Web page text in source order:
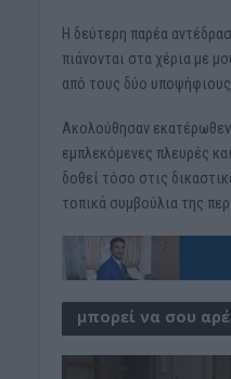
Η δεύτερη παρέα
πιάνονται στα χέρια με
από τους δύο
Ακολούθησαν εκατέρωθεν
εμπλεκόμενες πλευρές
δοθεί τόσο στις
τοπικά συμβούλια της
μπορεί να σου